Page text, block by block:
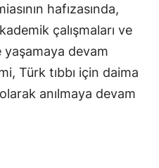
hafızasında,
çalışmaları ve
yaşamaya devam
Türk tıbbı için daima
anılmaya devam